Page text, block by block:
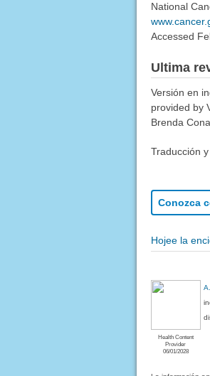
National
Accessed
Ultima
Versión en
provided by
Brenda
Traducción
Conozca
Hojee la
Health Content
Provider
06/01/2028